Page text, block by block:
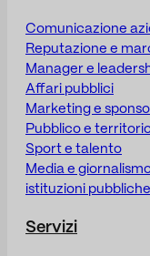
Comunicazione
Reputazione e
Manager e
Affari pubblici
Marketing e
Pubblico e
Sport e talento
Media e
istituzioni pubbliche
Servizi